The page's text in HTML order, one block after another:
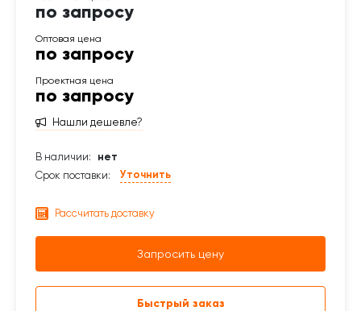
по запросу
по запросу
по запросу
Нашли дешевле?
В наличии:
нет
Срок поставки:
Уточнить
Рассчитать доставку
Запросить цену
Быстрый заказ